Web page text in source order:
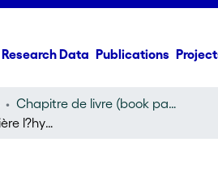
Research Data Publications
Chapitre de livre (book part)
Quelle réalité derrière l?hypothèse polyphonique?